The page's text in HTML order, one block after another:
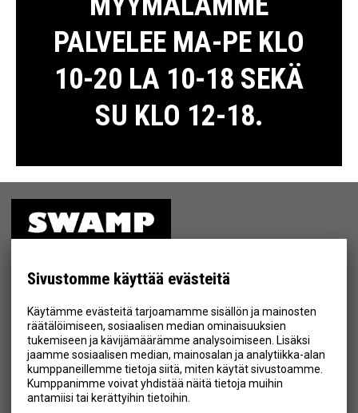
Sivustomme käyttää evästeitä
Käytämme evästeitä tarjoamamme sisällön ja mainosten
räätälöimiseen, sosiaalisen median ominaisuuksien
tukemiseen ja kävijämäärämme analysoimiseen. Lisäksi
jaamme sosiaalisen median, mainosalan ja analytiikka-alan
kumppaneillemme tietoja siitä, miten käytät sivustoamme.
Kumppanimme voivat yhdistää näitä tietoja muihin
antamiisi tai kerättyihin tietoihin.
PALVELEE MA-PE KLO
10-20 LA 10-18 SEKÄ
SU KLO 12-18.
MYYMÄLÄ
YHTEYSTIEDOT
Hyväksyn henkilötietojen tallentamisen (